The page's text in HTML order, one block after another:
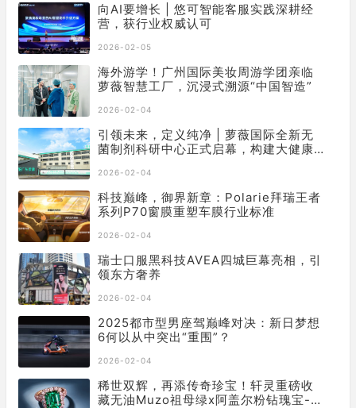
向AI要增长 | 悠可智能客服实践深耕经
营，获行业权威认可
2026-02-05
海外游学！广州国际美妆周游学团亲临
萝薇智慧工厂，沉浸式溯源“中国智造”
2026-02-04
引领未来，定义纯净 | 萝薇国际全新无
菌制剂科研中心正式启幕，构建大健康
2026-02-04
科技巅峰，御界新章：Polarie拜瑞王者
系列P70窗膜重塑车膜行业标准
2026-02-04
瑞士口服黑科技AVEA四城巨幕亮相，引
领东方奢养
2026-02-04
2025都市型男座驾巅峰对决：新日梦想
6何以从中突出“重围”？
2026-02-04
稀世双辉，再添传奇珍宝！轩灵重磅收
藏无油Muzo祖母绿x阿盖尔粉钻瑰宝-